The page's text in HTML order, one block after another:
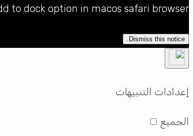
to dock option in macos safari browser
Dismiss this notice.
إعدادات التنبيهات
الجميع